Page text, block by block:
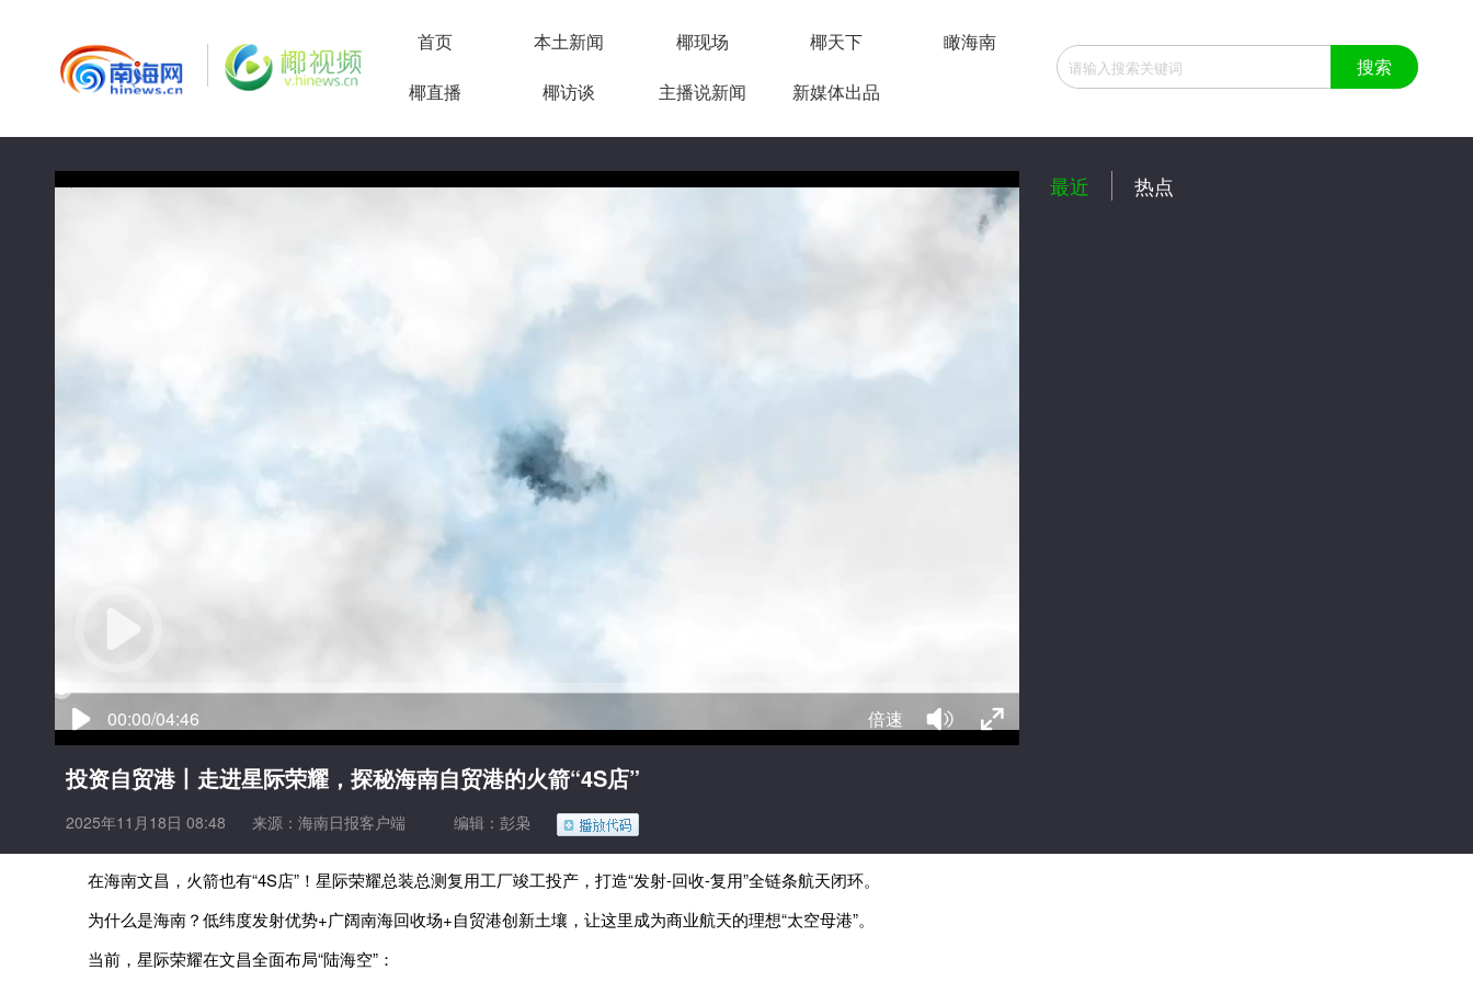
首页 本土新闻 椰现场 椰天下
瞰海南
椰直播
椰访谈 主播说新闻 新媒体出品
00:00/04:46 倍速
投资自贸港丨走进星际荣耀，探秘海南自贸港的火箭“4S店”
2025年11月18日 08:48 来源： 海南日报客户端 编辑：彭枭
最近 热点
在海南文昌，火箭也有“4S店”！星际荣耀总装总测复用工厂竣工投产，打造“发射-回收-复用”全链条航天闭环。
为什么是海南？低纬度发射优势+广阔南海回收场+自贸港创新土壤，让这里成为商业航天的理想“太空母港”。
当前，星际荣耀在文昌全面布局“陆海空”：